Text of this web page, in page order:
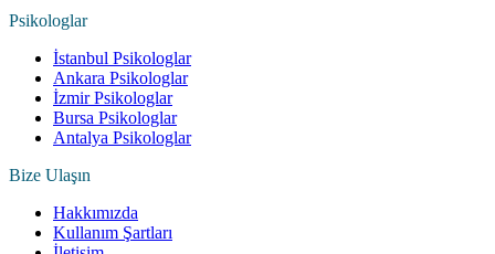
Psikologlar
İstanbul Psikologlar
Ankara Psikologlar
İzmir Psikologlar
Bursa Psikologlar
Antalya Psikologlar
Bize Ulaşın
Hakkımızda
Kullanım Şartları